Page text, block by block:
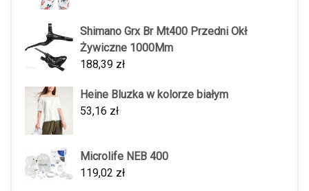
Shimano Grx Br Mt400 Przedni Okł
Żywiczne 1000Mm
188,39 zł
Heine Bluzka w kolorze białym
53,16 zł
Microlife NEB 400
119,02 zł